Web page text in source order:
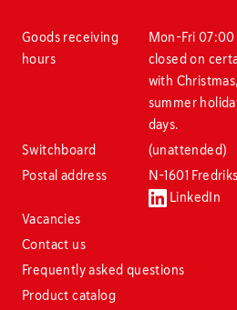
Goods receiving
hours
Mon–Fri
closed on
with
summer
days.
Switchboard
(unattended)
Postal address
N-1601
LinkedIn
Vacancies
Contact us
Frequently asked questions
Product catalog